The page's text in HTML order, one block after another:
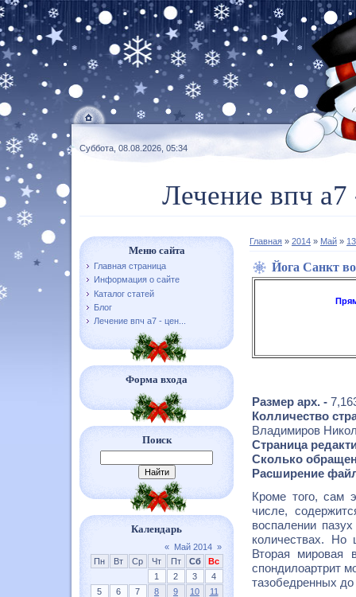
Суббота, 08.08.2026, 05:34
Лечение впч
Меню сайта
Главная страница
Информация о сайте
Каталог статей
Блог
Лечение впч а7 - цен...
Форма входа
Поиск
Календарь
« Май 2014 »
Пн
Вт Ср Чт Пт Сб
Вс
1
2 3
4
5
6 7 8 9 10
11
Главная » 2014 » Май » 13
Йога Санкт
Размер арх. -
Колличество
Владимиров
Страница
Сколько
Расширение
Кроме того, сам
числе,
воспалении
количествах.
Вторая мировая
спондилоартрит
тазобедренных